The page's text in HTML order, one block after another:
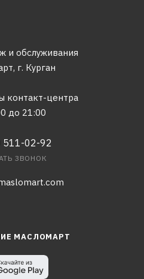
и обслуживания
г. Курган
контакт-центра
до 21:00
511-02-92
ЗВОНОК
МАСЛОМАРТ